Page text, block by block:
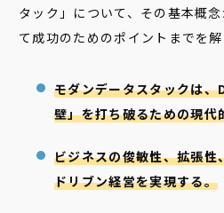
タック」について、その基本概
て成功のためのポイントまでを解
モダンデータスタックは
壁」を打ち破るための現代
ビジネスの俊敏性、拡張性
ドリブン経営を実現する。